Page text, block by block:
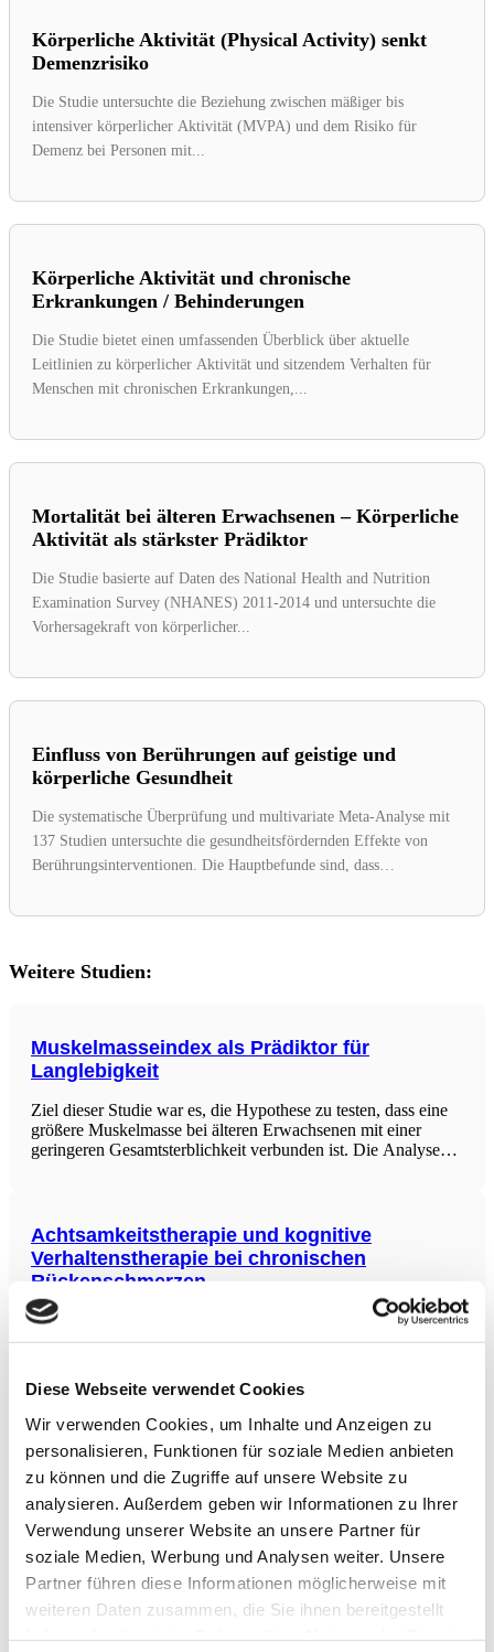
Diese Webseite verwendet Cookies
Wir verwenden Cookies, um Inhalte und Anzeigen zu
personalisieren, Funktionen für soziale Medien anbieten
zu können und die Zugriffe auf unsere Website zu
analysieren. Außerdem geben wir Informationen zu Ihrer
Verwendung unserer Website an unsere Partner für
soziale Medien, Werbung und Analysen weiter. Unsere
Partner führen diese Informationen möglicherweise mit
weiteren Daten zusammen, die Sie ihnen bereitgestellt
Körperliche Aktivität (Physical Activity) senkt
Demenzrisiko
Die Studie untersuchte die Beziehung zwischen mäßiger bis
intensiver körperlicher Aktivität (MVPA) und dem Risiko für
Demenz bei Personen mit...
Körperliche Aktivität und chronische
Erkrankungen / Behinderungen
Die Studie bietet einen umfassenden Überblick über aktuelle
Leitlinien zu körperlicher Aktivität und sitzendem Verhalten für
Menschen mit chronischen Erkrankungen,...
Mortalität bei älteren Erwachsenen – Körperliche
Aktivität als stärkster Prädiktor
Die Studie basierte auf Daten des National Health and Nutrition
Examination Survey (NHANES) 2011-2014 und untersuchte die
Vorhersagekraft von körperlicher...
Einfluss von Berührungen auf geistige und
körperliche Gesundheit
Die systematische Überprüfung und multivariate Meta-Analyse mit
137 Studien untersuchte die gesundheitsfördernden Effekte von
Berührungsinterventionen. Die Hauptbefunde sind, dass
Weitere Studien:
Muskelmasseindex als Prädiktor für
Langlebigkeit
Ziel dieser Studie war es, die Hypothese zu testen, dass eine
größere Muskelmasse bei älteren Erwachsenen mit einer
geringeren Gesamtsterblichkeit verbunden ist. Die Analyse
Achtsamkeitstherapie und kognitive
Verhaltenstherapie bei chronischen
Rückenschmerzen
In einer randomisierten, teilweise verblindeten Studie mit 770
Erwachsenen mit mittelschweren bis starken chronischen
15 mg Morphin-Äquivalent pro Tag für mindestens 3 Monate)
wurden die Effekte einer 8-wöchigen MBT-Gruppe
(mindfulness-based therapies) und einer CBT-Gruppe
Optimierung präoperativer Erwartungen zur
Reduktion von postoperative Schmerzen
Die Studie adressiert die häufige Problematik persistierender
postoperative Schmerzen nach totaler Hüftendoprothese
(THA), einer gängigen Behandlung bei Hüftarthrose. Ziel ist
es, mithilfe zweier Interventionen – empathischer
Arztgespräche (aDOC) zur Stärkung der Selbstwirksamkeit
und eines Beobachtungsvideo-Trainings mit einem